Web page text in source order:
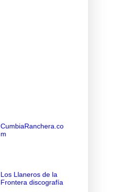
CumbiaRanchera.co
m
Los Llaneros de la
Frontera discografía